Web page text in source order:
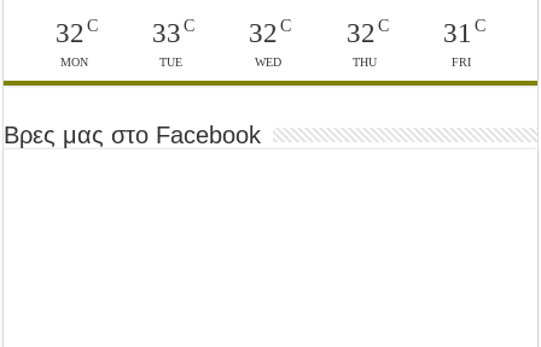
32C
MON
33C
TUE
32 C
WED
32C
THU
31 C
FRI
Βρες μας στο Facebook